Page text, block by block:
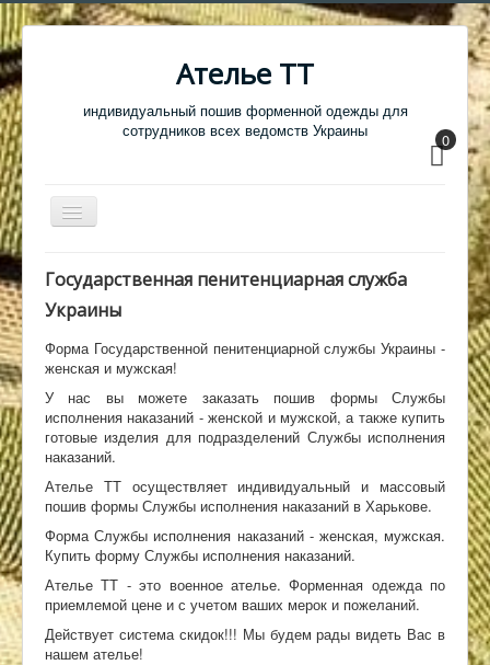
Ателье ТТ
индивидуальный пошив форменной одежды для
сотрудников всех ведомств Украины
0
Перемикач
навігації
Одежда
Обувь
Атрибутика
Головные уборы
Образцы тканей
Кабинет
Контакты
Государственная пенитенциарная служба
Украины
Форма Государственной пенитенциарной службы Украины -
женская и мужская!
У нас вы можете заказать пошив формы Службы
исполнения наказаний - женской и мужской, а также купить
готовые изделия для подразделений Службы исполнения
наказаний.
Ателье ТТ осуществляет индивидуальный и массовый
пошив формы Службы исполнения наказаний в Харькове.
Форма Службы исполнения наказаний - женская, мужская.
Купить форму Службы исполнения наказаний.
Ателье ТТ - это военное ателье. Форменная одежда по
приемлемой цене и с учетом ваших мерок и пожеланий.
Действует система скидок!!! Мы будем рады видеть Вас в
нашем ателье!